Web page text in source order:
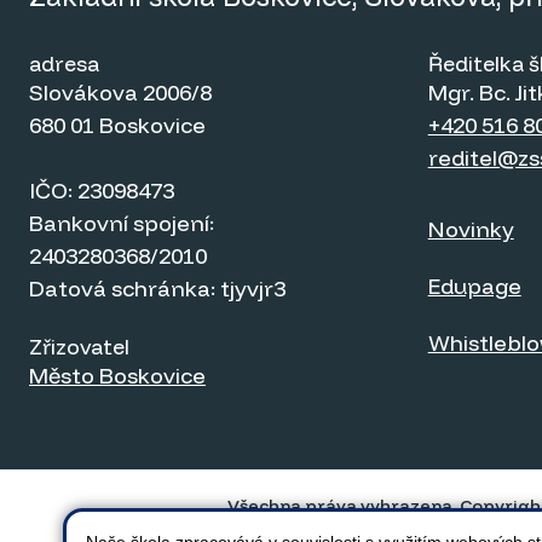
adresa
Slovákova 2006/8
680 01 Boskovice
IČO: 23098473
Bankovní spojení:
2403280368/2010
Datová schránka: tjyvjr3
Zřizovatel
Město Boskovice
Ředitelka
Mgr. Bc.
+420 516
Novinky
Edupage
Všechna práva vyhrazena.